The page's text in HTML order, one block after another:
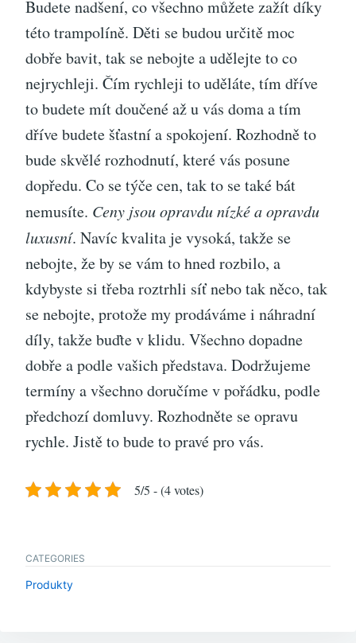
Budete nadšení, co všechno můžete zažít díky
této trampolíně. Děti se budou určitě moc
dobře bavit, tak se nebojte a udělejte to co
nejrychleji. Čím rychleji to uděláte, tím dříve
to budete mít doučené až u vás doma a tím
dříve budete šťastní a spokojení. Rozhodně to
bude skvělé rozhodnutí, které vás posune
dopředu. Co se týče cen, tak to se také bát
nemusíte. Ceny jsou opravdu nízké a opravdu
luxusní. Navíc kvalita je vysoká, takže se
nebojte, že by se vám to hned rozbilo, a
kdybyste si třeba roztrhli síť nebo tak něco, tak
se nebojte, protože my prodáváme i náhradní
díly, takže buďte v klidu. Všechno dopadne
dobře a podle vašich představa. Dodržujeme
termíny a všechno doručíme v pořádku, podle
předchozí domluvy. Rozhodněte se opravu
rychle. Jistě to bude to pravé pro vás.
5/5 - (4 votes)
CATEGORIES
Produkty